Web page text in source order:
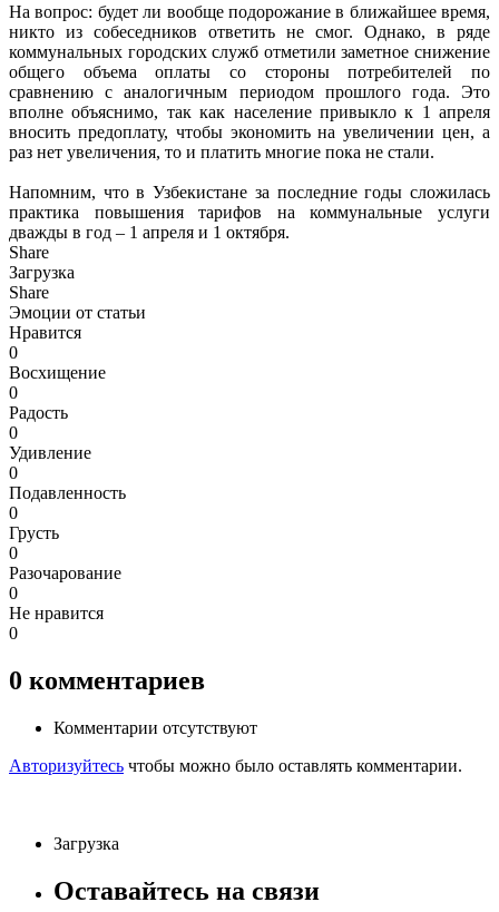
На вопрос: будет ли вообще подорожание в ближайшее время,
никто из собеседников ответить не смог. Однако, в ряде
коммунальных городских служб отметили заметное снижение
общего объема оплаты со стороны потребителей по
сравнению с аналогичным периодом прошлого года. Это
вполне объяснимо, так как население привыкло к 1 апреля
вносить предоплату, чтобы экономить на увеличении цен, а
раз нет увеличения, то и платить многие пока не стали.
Напомним, что в Узбекистане за последние годы сложилась
практика повышения тарифов на коммунальные услуги
дважды в год – 1 апреля и 1 октября.
Share
Загрузка
Share
Эмоции от статьи
Нравится
0
Восхищение
0
Радость
0
Удивление
0
Подавленность
0
Грусть
0
Разочарование
0
Не нравится
0
0 комментариев
Комментарии отсутствуют
Авторизуйтесь чтобы можно было оставлять комментарии.
Загрузка
Оставайтесь на связи